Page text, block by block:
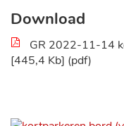
Download
GR 2022-11-14
445,4 Kb
pdf